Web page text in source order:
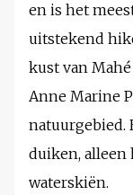
en is het
uitstekend
kust van
Anne Marine
natuurgebied.
duiken, alleen
waterskiën.